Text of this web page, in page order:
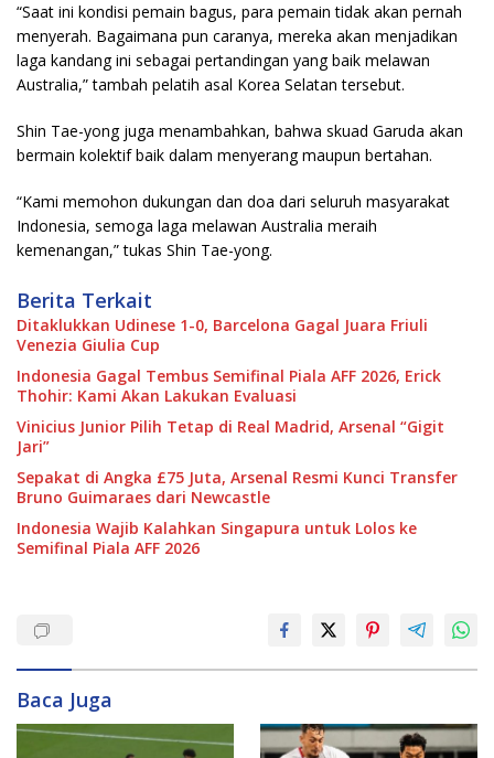
“Saat ini kondisi pemain bagus, para pemain tidak akan pernah
menyerah. Bagaimana pun caranya, mereka akan menjadikan
laga kandang ini sebagai pertandingan yang baik melawan
Australia,” tambah pelatih asal Korea Selatan tersebut.
Shin Tae-yong juga menambahkan, bahwa skuad Garuda akan
bermain kolektif baik dalam menyerang maupun bertahan.
“Kami memohon dukungan dan doa dari seluruh masyarakat
Indonesia, semoga laga melawan Australia meraih
kemenangan,” tukas Shin Tae-yong.
Berita Terkait
Ditaklukkan Udinese 1-0, Barcelona Gagal Juara Friuli
Venezia Giulia Cup
Indonesia Gagal Tembus Semifinal Piala AFF 2026, Erick
Thohir: Kami Akan Lakukan Evaluasi
Vinicius Junior Pilih Tetap di Real Madrid, Arsenal “Gigit
Jari”
Sepakat di Angka £75 Juta, Arsenal Resmi Kunci Transfer
Bruno Guimaraes dari Newcastle
Indonesia Wajib Kalahkan Singapura untuk Lolos ke
Semifinal Piala AFF 2026
Baca Juga